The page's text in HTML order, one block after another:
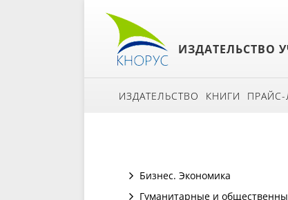
ИЗДАТЕЛЬСТВО
ИЗДАТЕЛЬСТВО КНИГИ
Бизнес. Экономика
Гуманитарные и